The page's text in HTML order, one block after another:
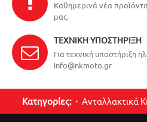
Καθημερινά νέα
μας.
ΤΕΧΝΙΚΉ ΥΠΟΣΤΉΡΙΞΗ
Για τεχνική υποστήριξη
info@nkmoto.gr
Κατηγορίες: Ανταλλακτικά